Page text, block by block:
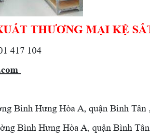
THƯƠNG MẠI KỆ
417 104
Bình Hưng Hòa A, quận Bình
Bình Hưng Hòa A, quận Bình